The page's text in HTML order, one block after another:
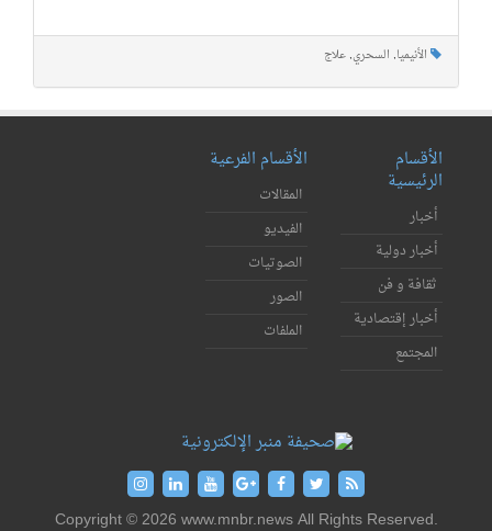
الأنيميا, السحري, علاج
الأقسام
الرئيسية
أخبار
أخبار دولية
ثقافة و فن
أخبار إقتصادية
المجتمع
الأقسام الفرعية
المقالات
الفيديو
الصوتيات
الصور
الملفات
Copyright © 2026 www.mnbr.news All Rights Reserved.